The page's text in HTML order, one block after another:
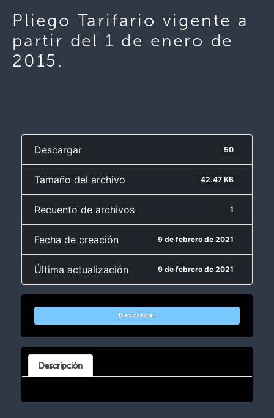
Pliego Tarifario vigente a
partir del 1 de enero de
2015.
Descargar 50
Tamaño del archivo 42.47 KB
Recuento de archivos 1
Fecha de creación 9 de febrero de 2021
Última actualización 9 de febrero de 2021
Descargar
Descripción